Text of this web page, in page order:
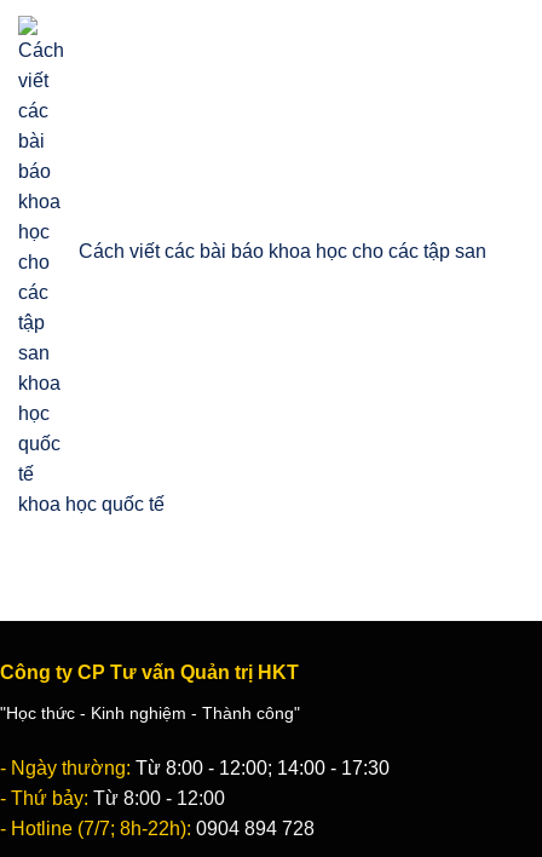
Cách viết các bài báo khoa học cho các tập san
khoa học quốc tế
Công ty CP Tư vấn Quản trị HKT
"Học thức - Kinh nghiệm - Thành công"
- Ngày thường: Từ 8:00 - 12:00; 14:00 - 17:30
- Thứ bảy: Từ 8:00 - 12:00
- Hotline (7/7; 8h-22h): 0904 894 728